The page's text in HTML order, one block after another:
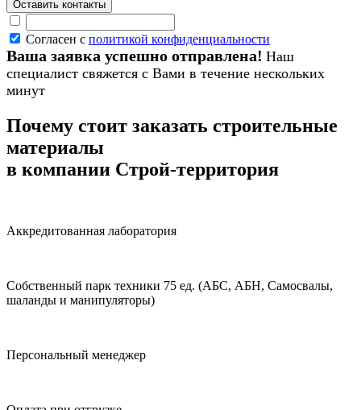
Согласен с политикой конфиденциальности
Ваша заявка успешно отправлена! Наш
специалист свяжется с Вами в течение нескольких
минут
Почему стоит заказать строительные
материалы
в компании Строй-территория
Аккредитованная лаборатория
Собственный парк техники 75 ед. (АБС, АБН, Самосвалы,
шаланды и манипуляторы)
Персональный менеджер